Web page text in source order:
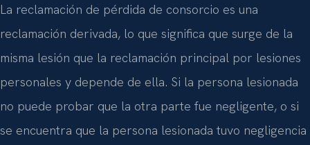
La reclamación de pérdida de consorcio es una
reclamación derivada, lo que significa que surge de la
misma lesión que la reclamación principal por lesiones
personales y depende de ella. Si la persona lesionada
no puede probar que la otra parte fue negligente, o si
se encuentra que la persona lesionada tuvo negligencia